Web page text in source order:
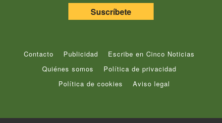
Suscríbete
Contacto Publicidad
Escribe en Cinco Noticias
Quiénes somos
Política de privacidad
Política de cookies
Aviso legal